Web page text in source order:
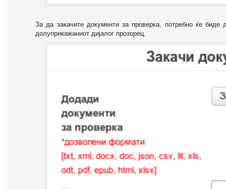
За да закачите документи за проверка, потребно ќе биде
долуприкажаниот дијалог прозорец.